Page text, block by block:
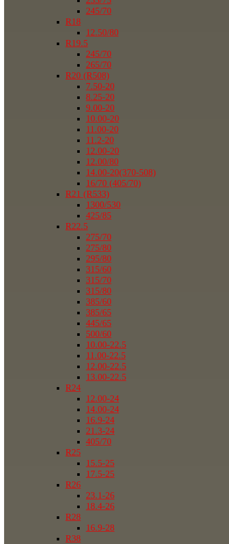
245/70
R18
12.50/80
R19.5
245/70
265/70
R20 (R508)
7.50-20
8.25-20
9.00-20
10.00-20
11.00-20
11.2-20
12.00-20
12.00/80
14.00-20(370-508)
16/70 (405/70)
R21 (R533)
1300/530
425/85
R22.5
275/70
275/80
295/80
315/60
315/70
315/80
385/60
385/65
445/65
500/60
10.00-22.5
11.00-22.5
12.00-22.5
13.00-22.5
R24
12.00-24
14.00-24
16.9-24
21.3-24
405/70
R25
15.5-25
17.5-25
R26
23.1-26
18.4-26
R28
16.9-28
R38